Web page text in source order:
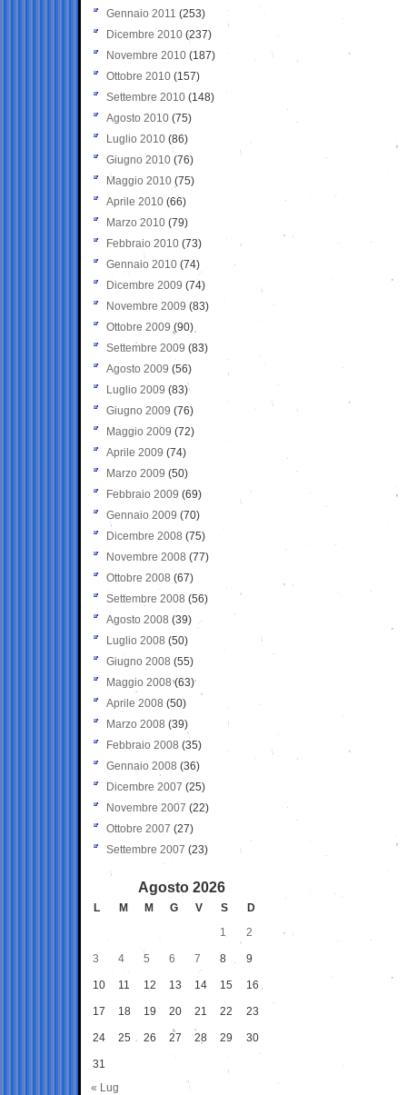
Gennaio 2011 (253)
Dicembre 2010 (237)
Novembre 2010 (187)
Ottobre 2010 (157)
Settembre 2010 (148)
Agosto 2010 (75)
Luglio 2010 (86)
Giugno 2010 (76)
Maggio 2010 (75)
Aprile 2010 (66)
Marzo 2010 (79)
Febbraio 2010 (73)
Gennaio 2010 (74)
Dicembre 2009 (74)
Novembre 2009 (83)
Ottobre 2009 (90)
Settembre 2009 (83)
Agosto 2009 (56)
Luglio 2009 (83)
Giugno 2009 (76)
Maggio 2009 (72)
Aprile 2009 (74)
Marzo 2009 (50)
Febbraio 2009 (69)
Gennaio 2009 (70)
Dicembre 2008 (75)
Novembre 2008 (77)
Ottobre 2008 (67)
Settembre 2008 (56)
Agosto 2008 (39)
Luglio 2008 (50)
Giugno 2008 (55)
Maggio 2008(63)
Aprile 2008 (50)
Marzo 2008 (39)
Febbraio 2008 (35)
Gennaio 2008 (36)
Dicembre 2007 (25)
Novembre 2007 (22)
Ottobre 2007 (27)
Settembre 2007 (23)
Agosto 2026
L M M G V S
D
1
2
3 4 5 6 7 8 9
10 11 12 13 14 15 16
17 18 19 20 21 22 23
24 25 26 27 28 29 30
31
« Lug